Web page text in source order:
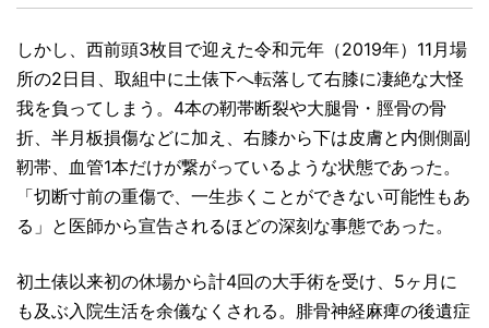
しかし、西前頭3枚目で迎えた令和元年（2019年）11月場
所の2日目、取組中に土俵下へ転落して右膝に凄絶な大怪
我を負ってしまう。4本の靭帯断裂や大腿骨・脛骨の骨
折、半月板損傷などに加え、右膝から下は皮膚と内側側副
靭帯、血管1本だけが繋がっているような状態であった。
「切断寸前の重傷で、一生歩くことができない可能性もあ
る」と医師から宣告されるほどの深刻な事態であった。
初土俵以来初の休場から計4回の大手術を受け、5ヶ月に
も及ぶ入院生活を余儀なくされる。腓骨神経麻痺の後遺症